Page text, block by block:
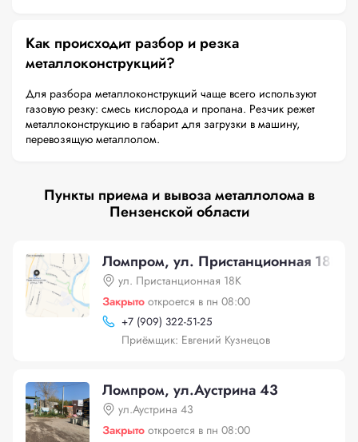
Как происходит разбор и резка
металлоконструкций?
Для разбора металлоконструкций чаще всего используют
газовую резку: смесь кислорода и пропана. Резчик режет
металлоконструкцию в габарит для загрузки в машину,
перевозящую металлолом.
Пункты приема и вывоза металлолома в
Пензенской области
Ломпром, ул. Пристанционная 18К
ул. Пристанционная 18К
Закрыто откроется в пн 08:00
+7 (909) 322-51-25
Приёмщик: Евгений Кузнецов
Ломпром, ул.Аустрина 43
ул.Аустрина 43
Закрыто откроется в пн 08:00